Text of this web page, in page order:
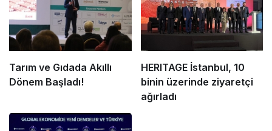
Tarım ve Gıdada Akıllı
Dönem Başladı!
HERITAGE İstanbul, 10
binin üzerinde ziyaretçi
ağırladı